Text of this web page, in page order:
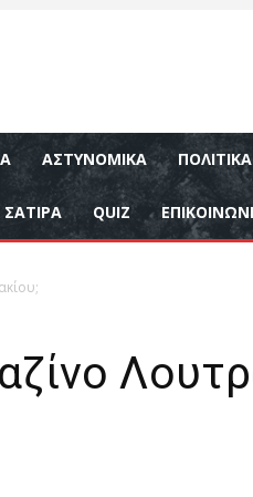
ΑΣΤΥΝΟΜΙΚΆ ΠΟΛΙΤΙΚΆ
QUIZ